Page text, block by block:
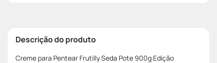
Descrição do produto
Creme para Pentear Frutilly Seda Pote 900g Edição